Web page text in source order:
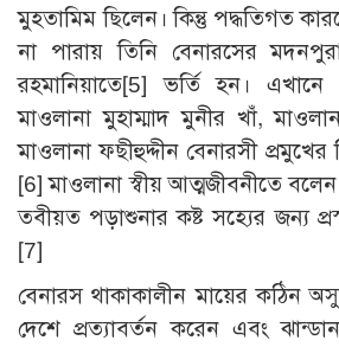
মুহতামিম ছিলেন। কিন্তু পদ্ধতিগত
না পারায় তিনি বেনারসের
রহমানিয়াতে[5] ভর্তি হন।
মাওলানা মুহাম্মাদ মুনীর খাঁ,
মাওলানা ফছীহুদ্দীন বেনারসী
[6] মাওলানা স্বীয় আত্মজীবনীতে
তবীয়ত পড়াশুনার কষ্ট সহ্যের জন্য
[7]
বেনারস থাকাকালীন মায়ের কঠিন
দেশে প্রত্যাবর্তন করেন এবং